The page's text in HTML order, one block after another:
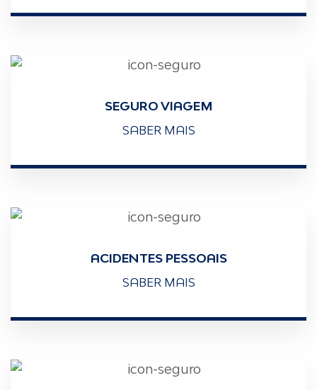
SEGURO VIAGEM
SABER MAIS
ACIDENTES PESSOAIS
SABER MAIS